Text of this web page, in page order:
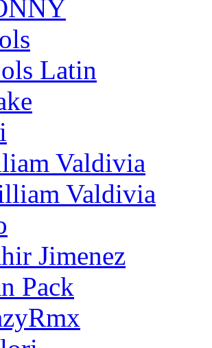
Latin
Valdivia
Valdivia
Jimenez
Pack